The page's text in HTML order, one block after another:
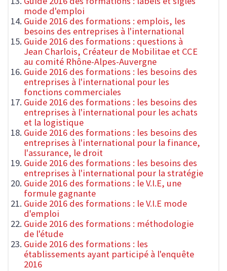
mode d'emploi
Guide 2016 des formations : emplois, les
besoins des entreprises à l'international
Guide 2016 des formations : questions à
Jean Charlois, Créateur de Mobilitae et CCE
au comité Rhône-Alpes-Auvergne
Guide 2016 des formations : les besoins des
entreprises à l'international pour les
fonctions commerciales
Guide 2016 des formations : les besoins des
entreprises à l'international pour les achats
et la logistique
Guide 2016 des formations : les besoins des
entreprises à l'international pour la finance,
l'assurance, le droit
Guide 2016 des formations : les besoins des
entreprises à l'international pour la stratégie
Guide 2016 des formations : le V.I.E, une
formule gagnante
Guide 2016 des formations : le V.I.E mode
d'emploi
Guide 2016 des formations : méthodologie
de l'étude
Guide 2016 des formations : les
établissements ayant participé à l'enquête
2016